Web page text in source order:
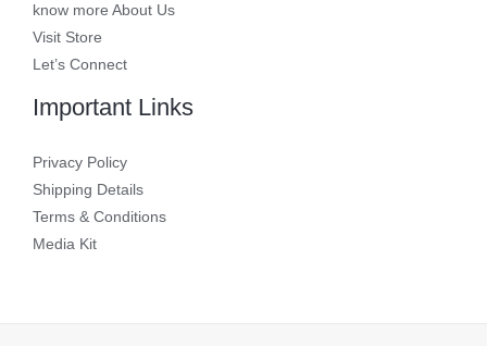
know more About Us
Visit Store
Let’s Connect
Important Links
Privacy Policy
Shipping Details
Terms & Conditions
Media Kit